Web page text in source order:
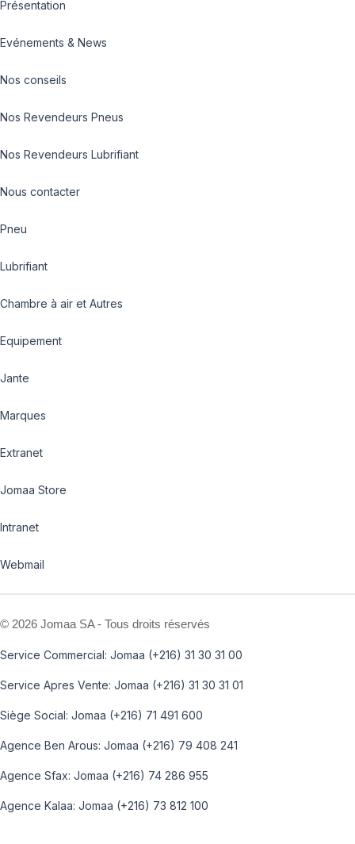
Présentation
Evénements & News
Nos conseils
Nos Revendeurs Pneus
Nos Revendeurs Lubrifiant
Nous contacter
Pneu
Lubrifiant
Chambre à air et Autres
Equipement
Jante
Marques
Extranet
Jomaa Store
Intranet
Webmail
© 2026 Jomaa SA - Tous droits réservés
Service Commercial: Jomaa (+216) 31 30 31 00
Service Apres Vente: Jomaa (+216) 31 30 31 01
Siège Social: Jomaa (+216) 71 491 600
Agence Ben Arous: Jomaa (+216) 79 408 241
Agence Sfax: Jomaa (+216) 74 286 955
Agence Kalaa: Jomaa (+216) 73 812 100